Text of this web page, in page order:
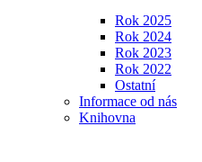
Rok 2025
Rok 2024
Rok 2023
Rok 2022
Ostatní
Informace od nás
Knihovna